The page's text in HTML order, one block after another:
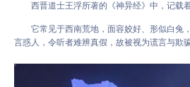
西晋道士王浮所著的《神异经》中，记载着
它常见于西南荒地，面容姣好、形似白兔
言惑人，令听者难辨真假，故被视为谎言与欺